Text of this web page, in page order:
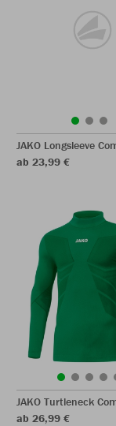
JAKO Longsleeve
ab 23,99 €
JAKO Turtleneck
ab 26,99 €